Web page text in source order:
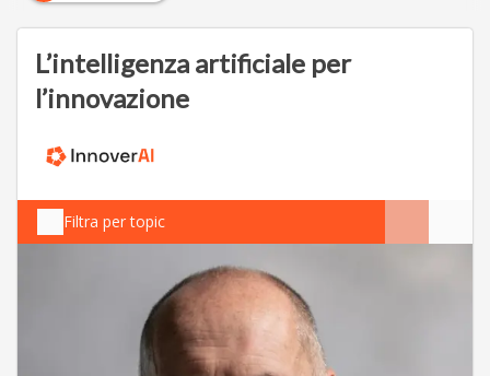
L’intelligenza artificiale per
l’innovazione
Filtra per topic